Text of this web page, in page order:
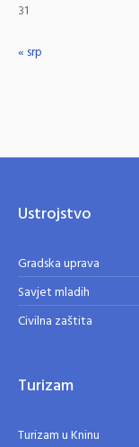
31
« srp
Ustrojstvo
Gradska uprava
Savjet mladih
Civilna zaštita
Turizam
Turizam u Kninu